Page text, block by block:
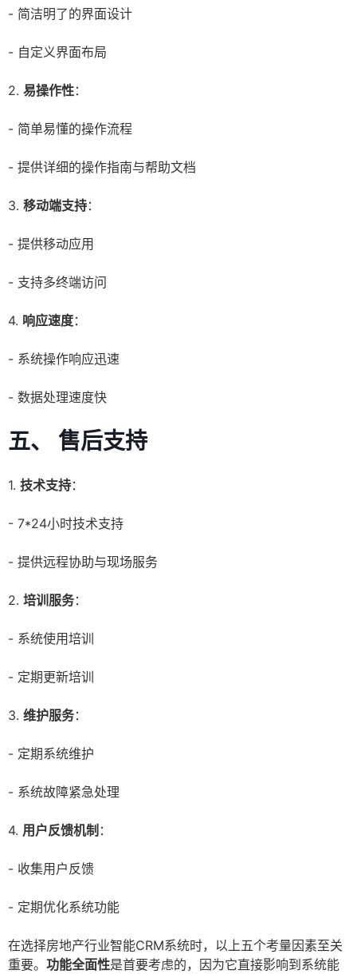
- 简洁明了的界面设计
- 自定义界面布局
2. 易操作性：
- 简单易懂的操作流程
- 提供详细的操作指南与帮助文档
3. 移动端支持：
- 提供移动应用
- 支持多终端访问
4. 响应速度：
- 系统操作响应迅速
- 数据处理速度快
五、 售后支持
1. 技术支持：
- 7*24小时技术支持
- 提供远程协助与现场服务
2. 培训服务：
- 系统使用培训
- 定期更新培训
3. 维护服务：
- 定期系统维护
- 系统故障紧急处理
4. 用户反馈机制 ：
- 收集用户反馈
- 定期优化系统功能
在选择房地产行业智能CRM系统时，以上五个考量因素至关
重要。 功能全面性是首要考虑的，因为它直接影响到系统能